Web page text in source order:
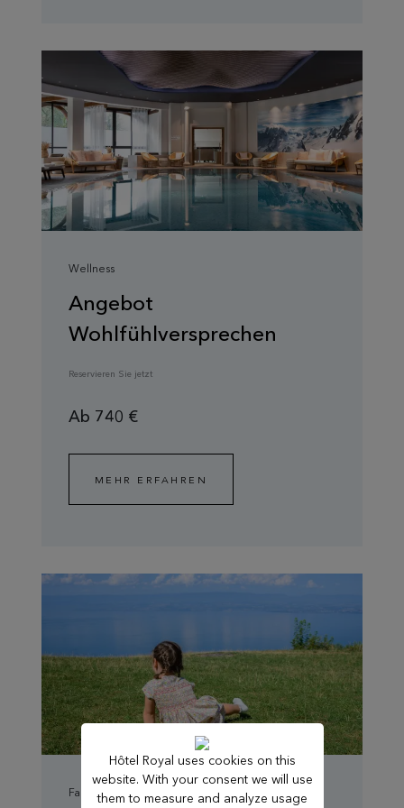
Wellness
Angebot
Wohlfühlversprechen
Reservieren Sie jetzt
Ab 740 €
MEHR ERFAHREN
Familie
Hôtel Royal uses cookies on this
website. With your consent we will use
them to measure and analyze usage